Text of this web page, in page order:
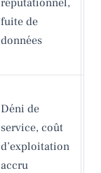
fuite de
données
Déni de
service, coût
d’exploitation
accru